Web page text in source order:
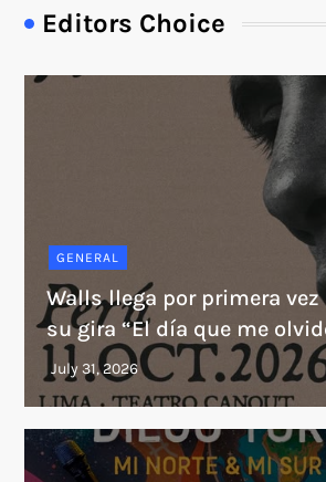
Editors Choice
GENERAL
Walls llega por primera vez
su gira “El día que me